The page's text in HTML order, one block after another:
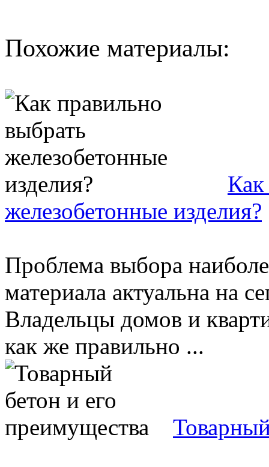
Похожие материалы:
Как
железобетонные изделия?
Проблема выбора
материала актуальна на
Владельцы домов и
как же правильно ...